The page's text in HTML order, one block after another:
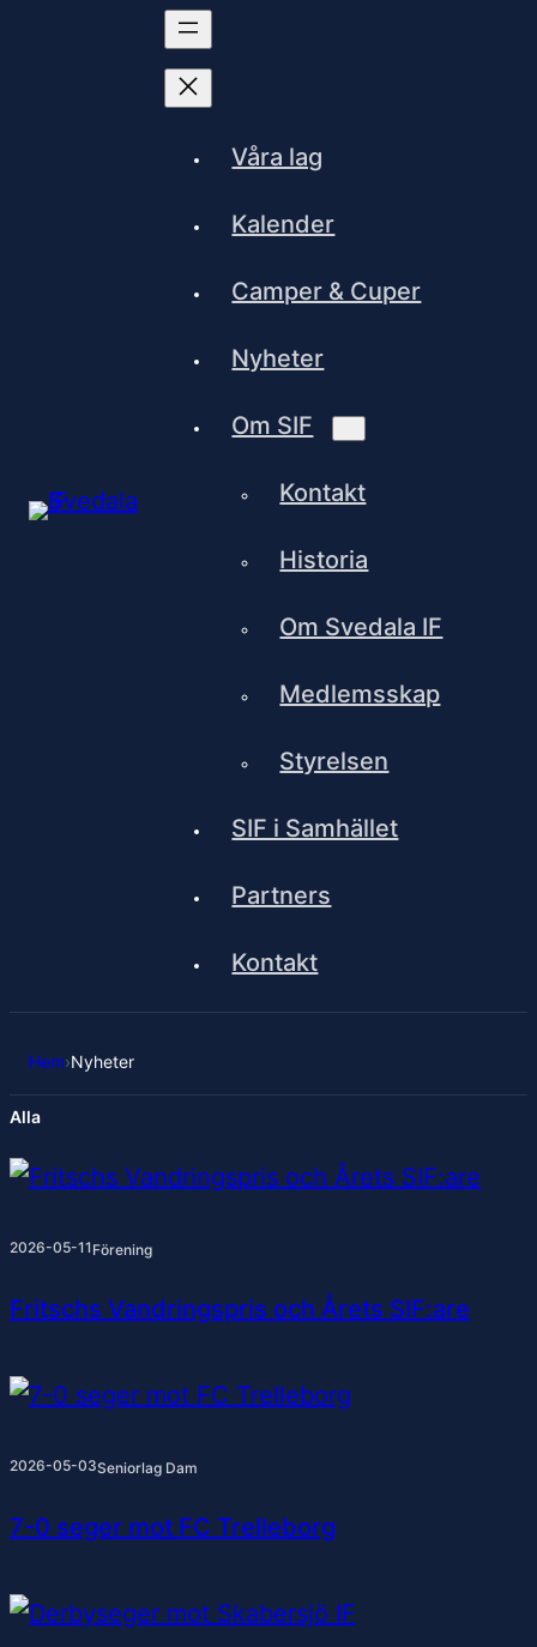
Våra lag
Kalender
Camper & Cuper
Nyheter
Om SIF
Kontakt
Historia
Om Svedala IF
Medlemsskap
Styrelsen
SIF i Samhället
Partners
Kontakt
Hem›Nyheter
Alla
2026-05-11Förening
Fritschs Vandringspris och Årets SIF:are
2026-05-03Seniorlag Dam
7-0 seger mot FC Trelleborg